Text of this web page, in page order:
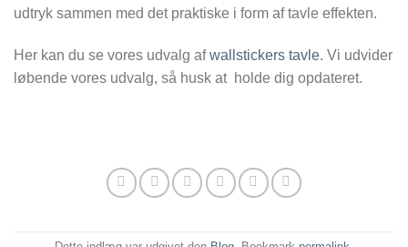
udtryk sammen med det praktiske i form af tavle effekten.
Her kan du se vores udvalg afwallstickers tavle. Vi udvider
løbende vores udvalg, så husk at holde dig opdateret.